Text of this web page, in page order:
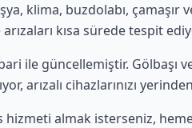
klima, buzdolabı, çamaşır
kısa sürede tespit
ile güncellemiştir. Gölbaşı
arızalı cihazlarınızı
hizmeti almak isterseniz,